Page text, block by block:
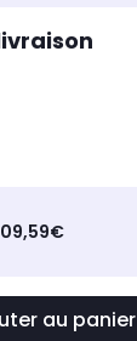
au panier